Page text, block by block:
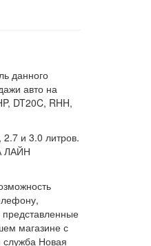
данного
авто на
DT20C, RHH,
и 3.0 литров.
ЛАЙН
представленные
магазине с
служба Новая